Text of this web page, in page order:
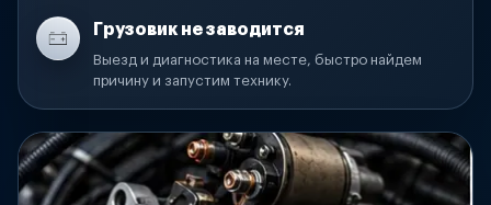
Грузовик не заводится
Выезд и диагностика на месте, быстро найдем
причину и запустим технику.